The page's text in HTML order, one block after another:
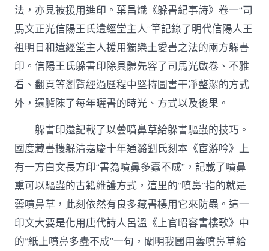
法，亦見被援用進印。葉昌熾《躲書紀事詩》卷一“司
馬文正光信陽王氏遺經堂主人”筆記錄了明代信陽人王
祖明日和遺經堂主人援用獨樂土愛書之法的兩方躲書
印。信陽王氏躲書印除具體先容了司馬光啟卷、不雅
看、翻頁等瀏覽經過歷程中堅持圖書干凈整潔的方式
外，還臚陳了每年曬書的時光、方式以及後果。
躲書印還記載了以蕓噴鼻草給躲書驅蟲的技巧。
國度藏書樓躲清嘉慶十年通潞劉氏刻本《宦游吟》上
有一方白文長方印“書為噴鼻多蠹不成”，記載了噴鼻
熏可以驅蟲的古籍維護方式，這里的“噴鼻”指的就是
蕓噴鼻草，此刻依然有良多藏書樓用它來防蟲。這一
印文大要是化用唐代詩人呂溫《上官昭容書樓歌》中
的“紙上噴鼻多蠹不成”一句，闡明我國用蕓噴鼻草給